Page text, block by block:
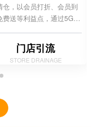
仓，以会员打折、会员到
费送等利益点，通过5G视
通知到会员用户。
门店引流
STORE DRAINAGE